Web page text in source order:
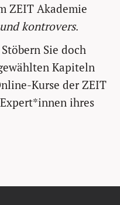
ZEIT Akademie
kontrovers.
Sie doch
Kapiteln
Kurse der ZEIT
ihres